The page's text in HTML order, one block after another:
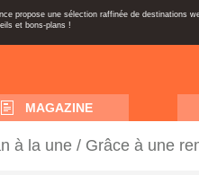
propose une sélection raffinée de destinations
et bons-plans !
MAGAZINE
à la une / Grâce à une